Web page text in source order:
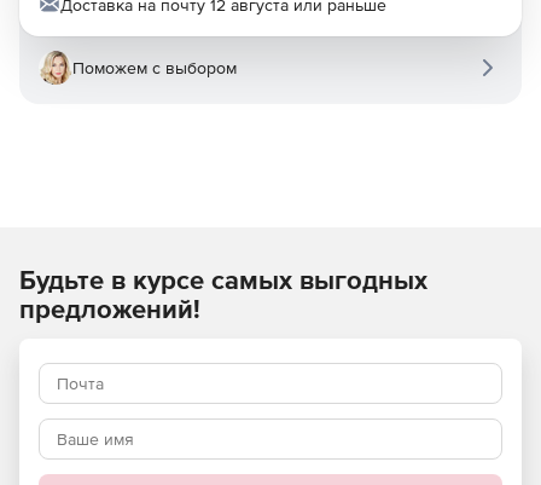
Доставка на почту 12 августа или раньше
Поможем с выбором
Будьте в курсе самых выгодных
предложений!